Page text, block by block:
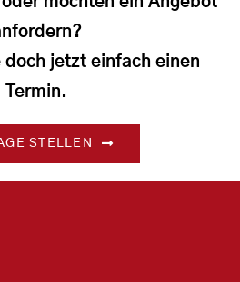
doch jetzt einfach einen
Termin.
STELLEN